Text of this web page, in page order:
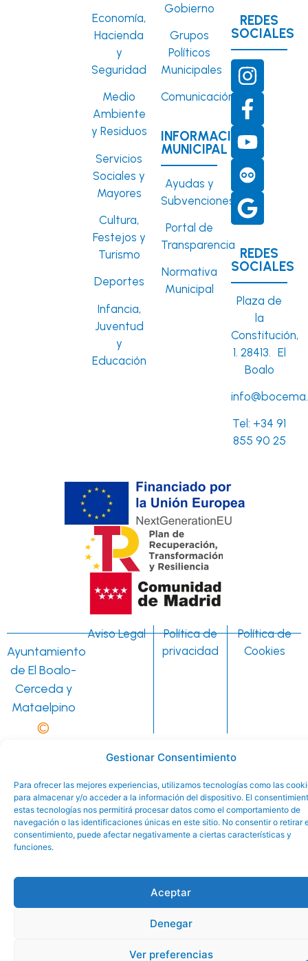
Gestionar Consentimiento
Para ofrecer las mejores experiencias, utilizamos tecnologías como las
para almacenar y/o acceder a la información del dispositivo. El
estas tecnologías nos permitirá procesar datos como el comportamiento de
navegación o las identificaciones únicas en este sitio. No consentir o retirar
consentimiento, puede afectar negativamente a ciertas características y
funciones.
Aceptar
Denegar
Ver preferencias
Economía,
Hacienda
y
Seguridad
Medio
Ambiente
y Residuos
Servicios
Sociales y
Mayores
Cultura,
Festejos y
Turismo
Deportes
Infancia,
Juventud
y
Educación
Gobierno
Grupos
Políticos
Municipales
Comunicación
INFORMACIÓN
MUNICIPAL
Ayudas y
Subvenciones
Portal de
Transparencia
Normativa
Municipal
REDES
SOCIALES
REDES
SOCIALES
Plaza de
la
Constitución,
1. 28413. El
Boalo
Tel: +34 91
855 90 25
Ayuntamiento
de El Boalo-
Cerceda y
Mataelpino
©
Aviso Legal
Política de
privacidad
Política de
Cookies